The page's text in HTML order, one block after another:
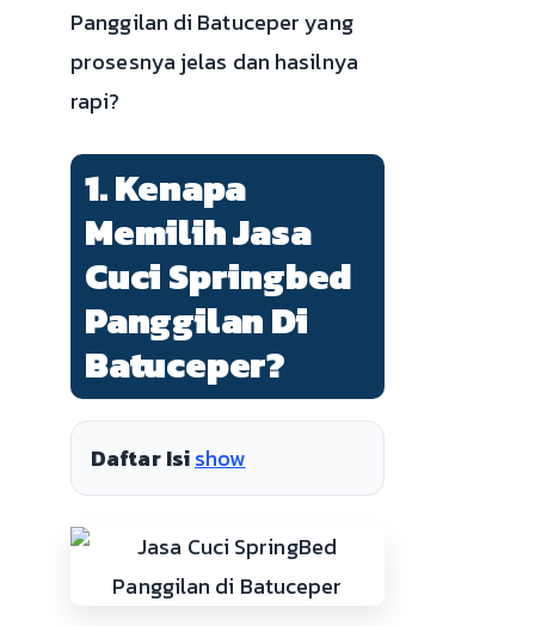
Panggilan di Batuceper yang
prosesnya jelas dan hasilnya
rapi?
1. Kenapa
Memilih Jasa
Cuci Springbed
Panggilan Di
Batuceper?
Daftar Isishow